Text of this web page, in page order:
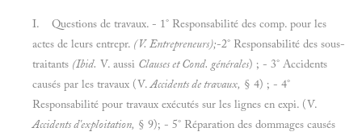
I. Questions de travaux. - 1° Responsabilité des comp. pour les
actes de leurs entrepr. (V. Entrepreneurs);-2° Responsabilité des sous-
traitants (Ibid. V. aussi Clauses et Cond. générales) ; - 3° Accidents
causés par les travaux (V.Accidents de travaux, § 4) ; - 4°
Responsabilité pour travaux exécutés sur les lignes en expi. (V.
Accidents d'exploitation, § 9); - 5° Réparation des dommages causés